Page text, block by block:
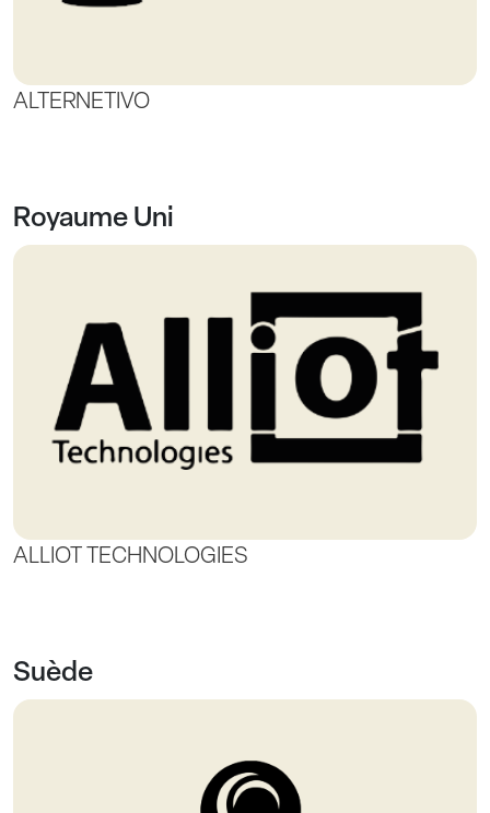
ALTERNETIVO
Royaume Uni
ALLIOT TECHNOLOGIES
Suède